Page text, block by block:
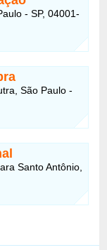
- SP, 04001-
São Paulo -
Santo Antônio,